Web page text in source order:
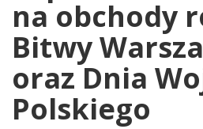
na obchody
Bitwy
oraz Dnia
Polskiego